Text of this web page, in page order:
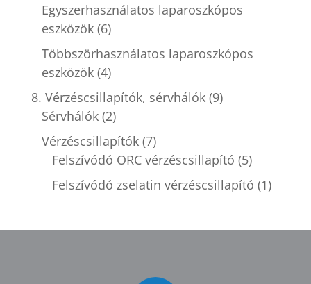
Egyszerhasználatos laparoszkópos
eszközök (6)
Többszörhasználatos laparoszkópos
eszközök (4)
8. Vérzéscsillapítók, sérvhálók (9)
Sérvhálók (2)
Vérzéscsillapítók (7)
Felszívódó ORC vérzéscsillapító (5)
Felszívódó zselatin vérzéscsillapító (1)